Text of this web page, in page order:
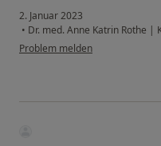
2. Januar 2023
• Dr. med. Anne Katrin Rothe |
Problem melden